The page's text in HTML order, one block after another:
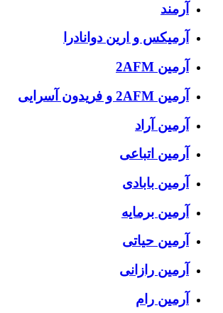
آرمند
آرمیکس و ارین دوانادرا
آرمین 2AFM
آرمین 2AFM و فریدون آسرایی
آرمین آراد
آرمین اتباعی
آرمین بابادی
آرمین برمایه
آرمین حیاتی
آرمین رازانی
آرمین رام